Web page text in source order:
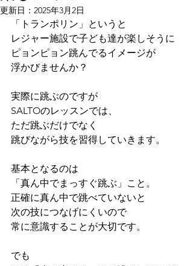
更新日： 2025年3月2日
「トランポリン」というと
レジャー施設で子ども達が楽しそうに
ピョンピョン跳んでるイメージが
浮かびませんか？
実際に跳ぶのですが
SALTOのレッスンでは、
ただ跳ぶだけでなく
跳びながら技を習得していきます。
基本となるのは
「真ん中でまっすぐ跳ぶ」こと。
正確に真ん中で跳べていないと
次の技につなげにくいので
常に意識することが大切です。
でも